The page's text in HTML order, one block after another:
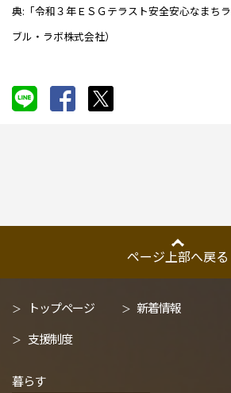
典:「令和３年ＥＳＧテラスト安全安心なまち
ブル・ラボ株式会社）
ページ上部へ戻る
トップページ 新着情報
支援制度
暮らす